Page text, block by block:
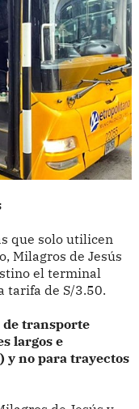
que solo utilicen
Milagros de Jesús
el terminal
tarifa de S/3.50.
de transporte
largos e
y no para trayectos